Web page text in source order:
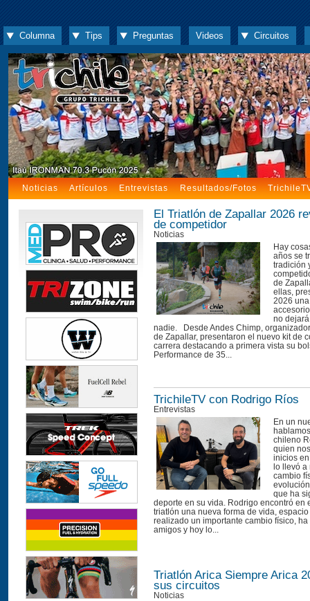
Columna Tips Preguntas Videos Circuitos
Noticias Artículos Entrevistas Resultados/Fotos
El Triatlón de Zapallar 2026
de competidor
Noticias
Hay
años se
tradición
de
ellas,
2026
no
nadie. Desde Andes Chimp,
de Zapallar, presentaron el nuevo kit de
carrera destacando a primera vista su
Performance de 35...
TrichileTV con Rodrigo Ríos
Entrevistas
En un
chileno
quien
inicios
lo llevó
cambio
que ha
deporte en su vida. Rodrigo encontró en
triatlón una nueva forma de vida,
realizado un importante cambio físico,
amigos y hoy lo...
Triatlón Arica Siempre Arica
sus circuitos
Noticias